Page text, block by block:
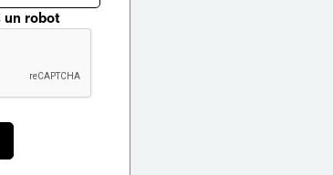
un robot